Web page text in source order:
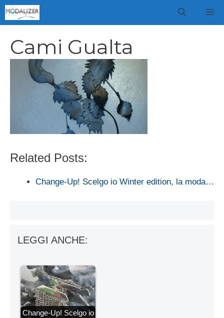
Vai
al
Cami Gualta
Related Posts:
Change-Up! Scelgo io Winter edition, la moda…
LEGGI ANCHE:
Change-Up! Scelgo io